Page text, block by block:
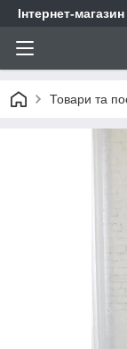
Інтернет-
Товари та